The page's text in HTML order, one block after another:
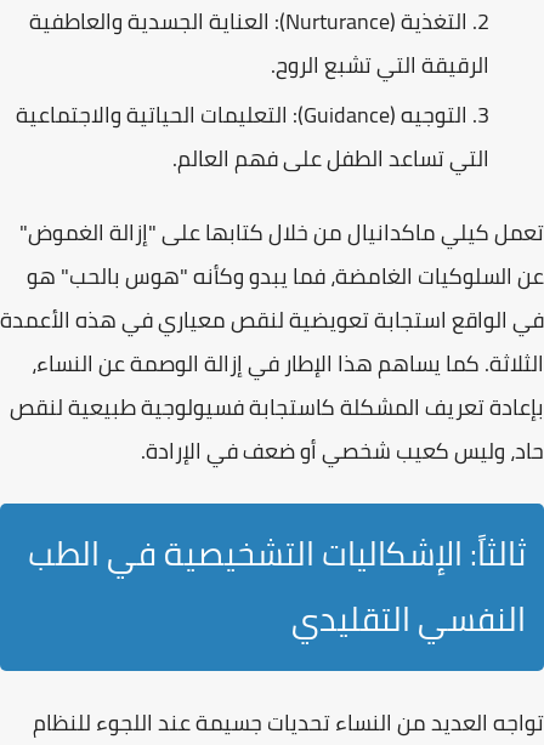
التغذية (Nurturance):
العناية الجسدية والعاطفية
الرقيقة التي تشبع الروح.
التوجيه (Guidance):
التعليمات الحياتية والاجتماعية
التي تساعد الطفل على فهم العالم.
تعملكيلي ماكدانيالمن خلال كتابها على "إزالة الغموض"
عن السلوكيات الغامضة، فما يبدو وكأنه "هوس بالحب" هو
في الواقع استجابة تعويضية لنقص معياري في هذه الأعمدة
الثلاثة. كما يساهم هذا الإطار فيإزالة الوصمةعن النساء،
بإعادة تعريف المشكلة كاستجابة فسيولوجية طبيعية لنقص
حاد، وليس كعيب شخصي أو ضعف في الإرادة.
ثالثاً: الإشكاليات التشخيصية في الطب
النفسي التقليدي
تواجه العديد من النساء تحديات جسيمة عند اللجوء للنظام